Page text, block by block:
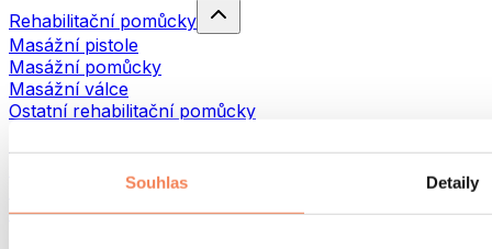
Souhlas Detaily
Rehabilitační pomůcky
Masážní pistole
Masážní pomůcky
Masážní válce
Ostatní rehabilitační pomůcky
Batohy